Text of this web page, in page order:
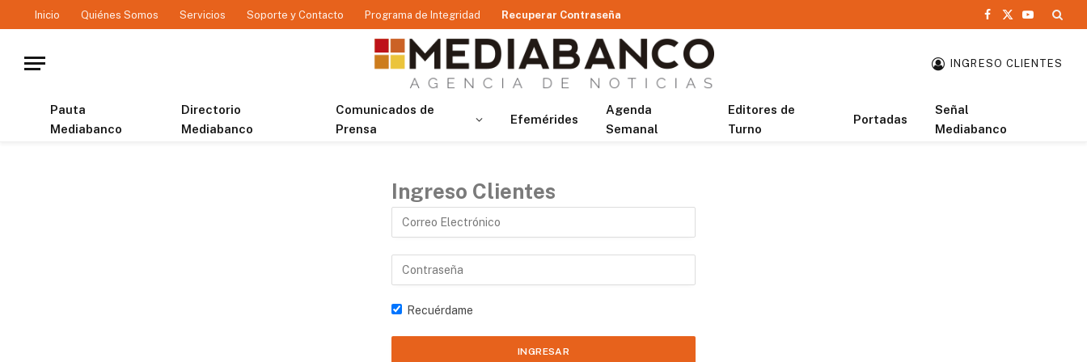
Inicio Quiénes Somos Servicios Soporte y Contacto Programa de Integridad Recuperar Contraseña
Facebook
X
YouTube
INGRESO CLIENTES
Pauta
Mediabanco
Directorio
Mediabanco
Comunicados de
Prensa
Efemérides
Agenda
Semanal
Editores de
Turno
Portadas
Señal
Mediabanco
Ingreso Clientes
Recuérdame